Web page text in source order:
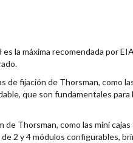
es la máxima recomendada por
de fijación de Thorsman, como
que son fundamentales
de Thorsman, como las mini
de 2 y 4 módulos configurables,